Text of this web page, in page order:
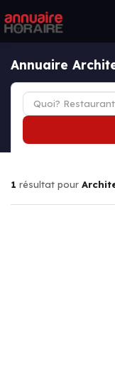
Annuaire
1 résultat pour